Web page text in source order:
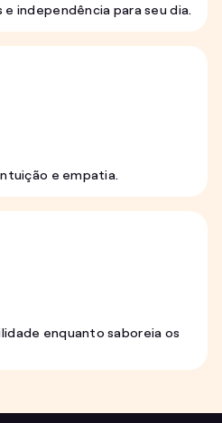
independência para seu dia.
e empatia.
enquanto saboreia os